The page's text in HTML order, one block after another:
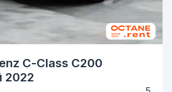
C-Class C200
2022